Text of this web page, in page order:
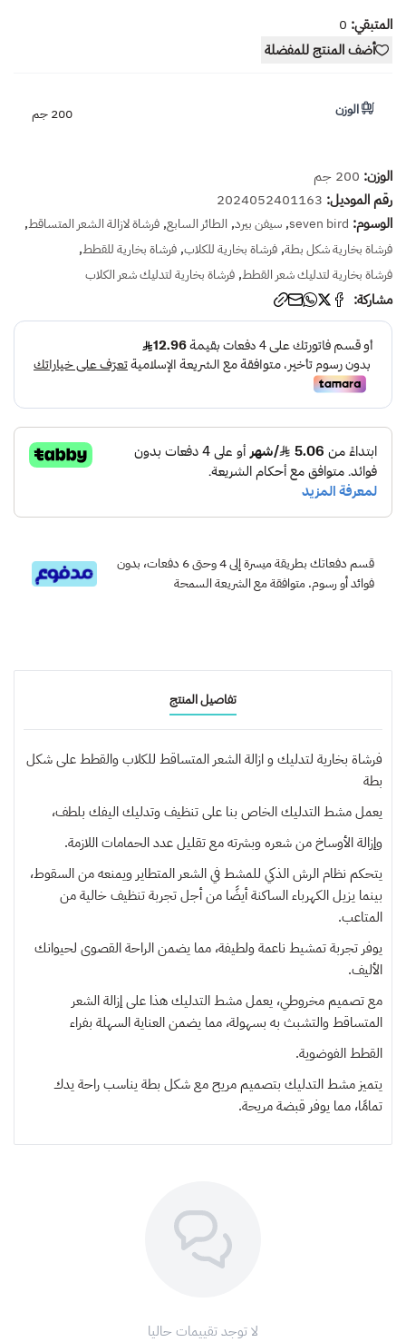
المتبقي: 0
أضف المنتج للمفضلة
الوزن 200 جم
الوزن: 200 جم
رقم الموديل: 2024052401163
الوسوم: seven bird
, سيفن بيرد, الطائر السابع, فرشاة لازالة الشعر المتساقط,
فرشاة بخارية شكل بطة, فرشاة بخارية للكلاب, فرشاة بخارية للقطط,
فرشاة بخارية لتدليك شعر القطط, فرشاة بخارية لتدليك شعر الكلاب
مشاركة:
قسم دفعاتك بطريقة ميسرة إلى 4 وحتى 6 دفعات، بدون
فوائد أو رسوم. متوافقة مع الشريعة السمحة
تفاصيل المنتج
فرشاة بخارية لتدليك و ازالة الشعر المتساقط للكلاب والقطط على شكل
بطة
يعمل مشط التدليك الخاص بنا على تنظيف وتدليك اليفك بلطف،
وإزالة الأوساخ من شعره وبشرته مع تقليل عدد الحمامات اللازمة.
يتحكم نظام الرش الذكي للمشط في الشعر المتطاير ويمنعه من السقوط،
بينما يزيل الكهرباء الساكنة أيضًا من أجل تجربة تنظيف خالية من
المتاعب.
يوفر تجربة تمشيط ناعمة ولطيفة، مما يضمن الراحة القصوى لحيوانك
الأليف.
مع تصميم مخروطي، يعمل مشط التدليك هذا على إزالة الشعر
المتساقط والتشبث به بسهولة، مما يضمن العناية السهلة بفراء
القطط الفوضوية.
يتميز مشط التدليك بتصميم مريح مع شكل بطة يناسب راحة يدك
تمامًا، مما يوفر قبضة مريحة.
لا توجد تقييمات حاليا